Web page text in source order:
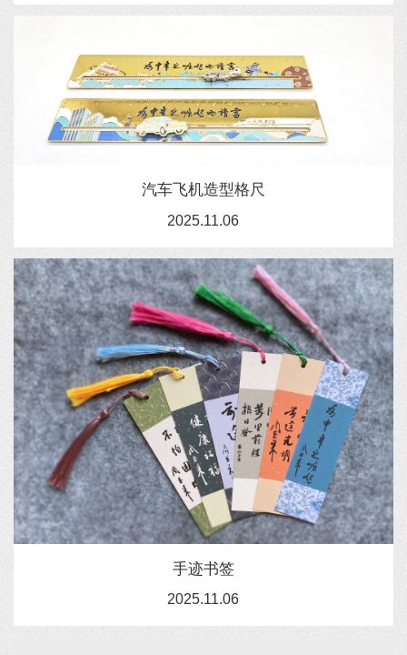
汽车飞机造型格尺
2025.11.06
手迹书签
2025.11.06